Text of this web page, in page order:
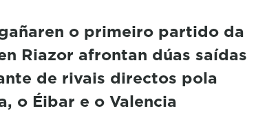
o primeiro partido da
Riazor afrontan dúas saídas
de rivais directos pola
o Éibar e o Valencia